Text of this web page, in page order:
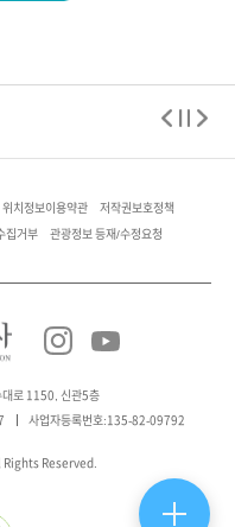
위치정보이용약관 저작권보호정책
집거부 관광정보 등재/수정요청
대로 1150, 신관5층
사업자등록번호:135-82-09792
Rights Reserved.